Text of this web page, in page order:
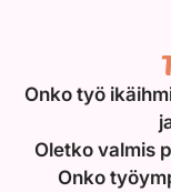
Onko työ
Oletko valmis
Onko